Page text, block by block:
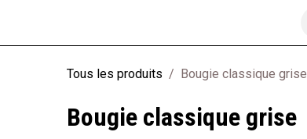
Tous les produits Bougie classique grise
Bougie classique grise